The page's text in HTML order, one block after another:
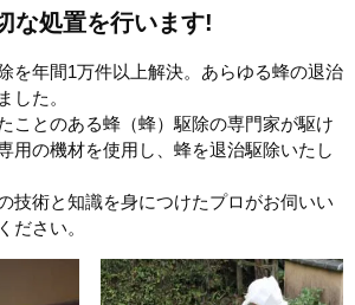
な処置を行います!
を年間1万件以上解決。あらゆる蜂の退治
した。
ことのある蜂（蜂）駆除の専門家が駆け
用の機材を使用し、蜂を退治駆除いたし
技術と知識を身につけたプロがお伺いい
ださい。